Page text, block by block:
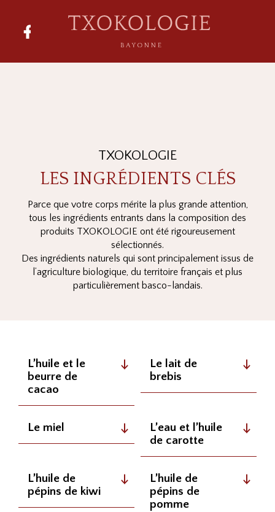
TXOKOLOGIE
LES INGRÉDIENTS CLÉS
Parce que votre corps mérite la plus grande attention,
tous les ingrédients entrants dans la composition des
produits TXOKOLOGIE ont été rigoureusement
sélectionnés.
Des ingrédients naturels qui sont principalement issus de
l’agriculture biologique, du territoire français et plus
particulièrement basco-landais.
L’huile et le
beurre de
cacao
Le lait de
brebis
Le miel
L’eau et l’huile
de carotte
L’huile de
pépins de kiwi
L’huile de
pépins de
pomme